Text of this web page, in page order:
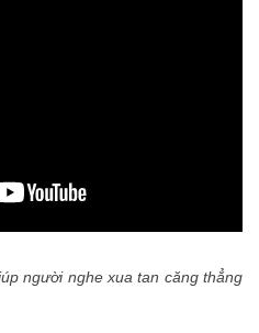
nghe xua tan căng thẳng